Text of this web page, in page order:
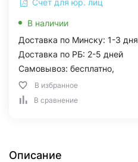
Счет для юр. лиц
В наличии
Доставка по Минску: 1-3 дня
Доставка по РБ: 2-5 дней
Самовывоз: бесплатно,
В избранное
В сравнение
Описание